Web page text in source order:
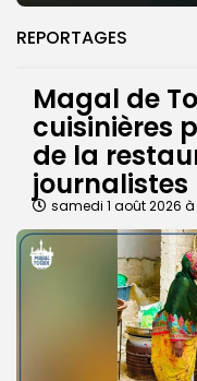
REPORTAGES
Magal de
cuisinières
de la
journalistes
samedi 1 août 2026 à